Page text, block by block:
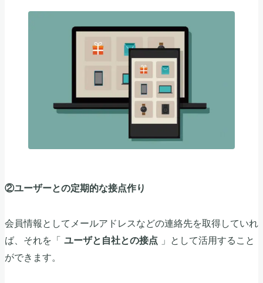
②ユーザーとの定期的な接点作り
会員情報としてメールアドレスなどの連絡先を取得していれ
ば、それを「 ユーザと自社との接点 」として活用すること
ができます。